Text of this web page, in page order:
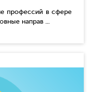
профессий в сфере
направ ...